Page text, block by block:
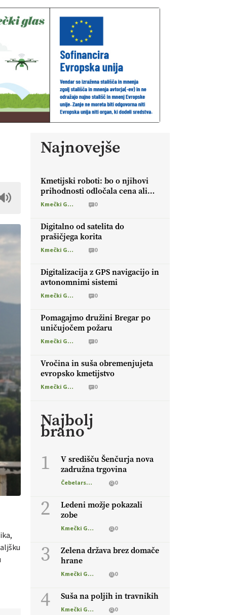
Najnovejše
Kmetijski roboti: bo o njihovi
prihodnosti odločala cena ali
prednosti za kmetijo?
Kmečki Glas 0
Digitalno od satelita do
prašičjega korita
Kmečki Glas 0
Digitalizacija z GPS navigacijo in
avtonomnimi sistemi
Kmečki Glas 0
Pomagajmo družini Bregar po
uničujočem požaru
Kmečki Glas 0
Vročina in suša obremenjujeta
evropsko kmetijstvo
Kmečki Glas 0
Najbolj
brano
1
V središču Šenčurja nova
zadružna trgovina
Čebelarstvo 0
2
Ledeni možje pokazali
zobe
Kmečki Glas 0
3
Zelena država brez domače
hrane
Kmečki Glas 0
4 Suša na poljih in travnikih
Kmečki Glas 0